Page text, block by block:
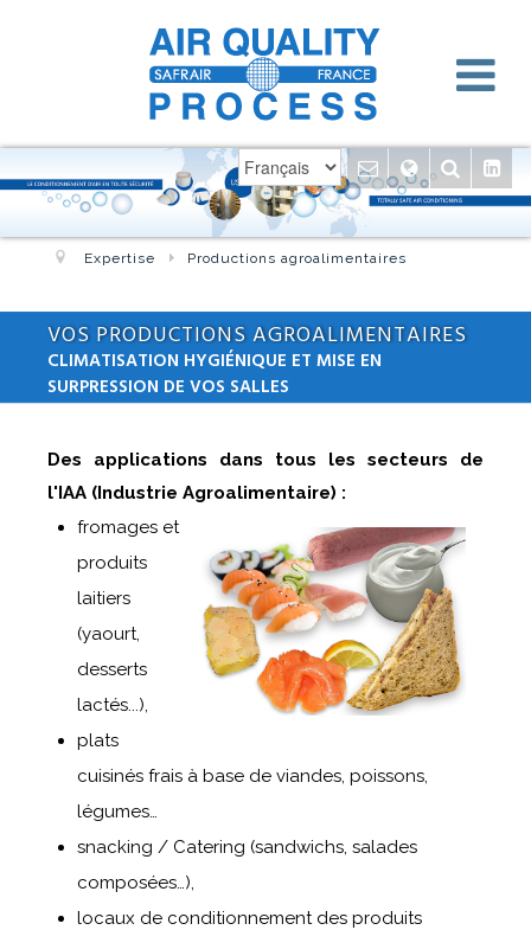
Expertise Productions agroalimentaires
VOS PRODUCTIONS AGROALIMENTAIRES
CLIMATISATION HYGIÉNIQUE ET MISE EN
SURPRESSION DE VOS SALLES
Des applications dans tous les secteurs de
l'IAA (Industrie Agroalimentaire) :
fromages et
produits
laitiers
(yaourt,
desserts
lactés...),
plats
cuisinés frais à base de viandes, poissons,
légumes…
snacking / Catering (sandwichs, salades
composées…),
locaux de conditionnement des produits